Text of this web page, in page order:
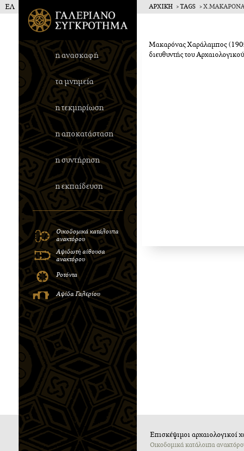
η ανασκαφή
τα μνημεία
η τεκμηρίωση
η αποκατάσταση
η συντήρηση
η εκπαίδευση
Oικοδομικά κατάλοιπα
ανακτόρου
Αψιδωτή αίθουσα
ανακτόρου
Ροτόντα
Αψίδα Γαλερίου
ΕΛ ΑΡΧΙΚΗ TAGS
Μακαρόνας Χαράλαμπος
διευθυντής του
Επισκέψιμοι αρχαιολογικοί
Oικοδομικά κατάλοιπα